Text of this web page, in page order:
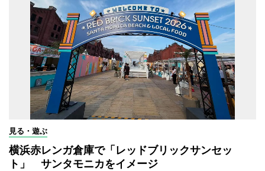
見る・遊ぶ
横浜赤レンガ倉庫で「レッドブリックサンセッ
ト」 サンタモニカをイメージ